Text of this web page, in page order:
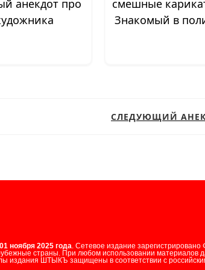
анекдот про
смешные
Знакомый в
СЛЕДУЮЩИЙ
01 ноября 2025 года . Сетевое издание
страны. При любом использовании
издания ШТЫКЪ защищены в соответствии с